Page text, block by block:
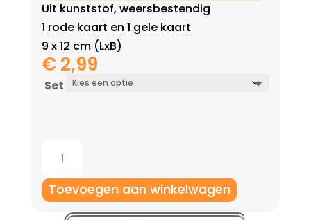
Uit kunststof, weersbestendig
1 rode kaart en 1 gele kaart
9 x 12 cm (LxB)
€ 2,99
Set
Kaartenset
scheidsrechter
aantal
Toevoegen aan winkelwagen